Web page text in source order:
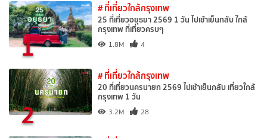
1
# ที่เที่ยวใกล้กรุงเทพ
25 ที่เที่ยวอยุธยา 2569 1 วัน ไปเช้าเย็นกลับ ใกล้
กรุงเทพ ที่เที่ยวครบๆ
1.8M 4
2
# ที่เที่ยวใกล้กรุงเทพ
20 ที่เที่ยวนครนายก 2569 ไปเช้าเย็นกลับ เที่ยวใกล้
กรุงเทพ 1 วัน
3.2M 28